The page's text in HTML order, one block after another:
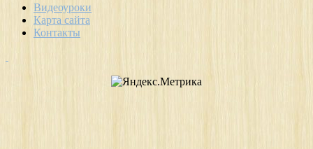
Видеоуроки
Карта сайта
Контакты